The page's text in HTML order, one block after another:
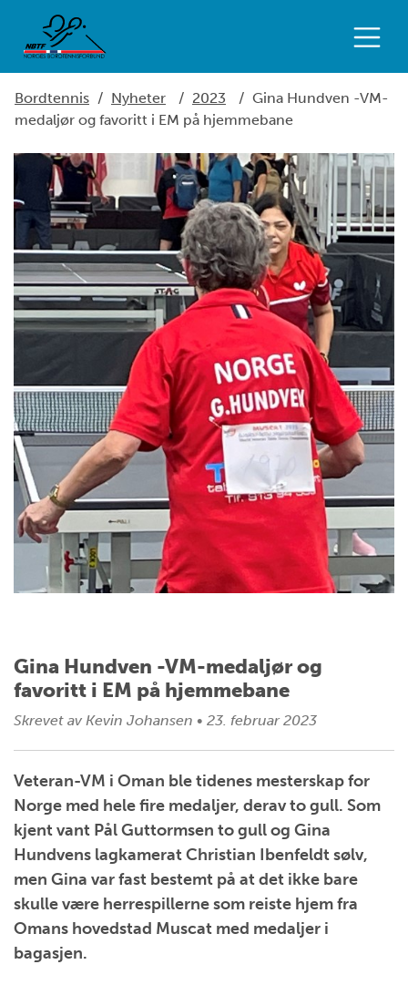
Bordtennis / Nyheter / 2023 / Gina Hundven -VM-
medaljør og favoritt i EM på hjemmebane
Gina Hundven -VM-medaljør og
favoritt i EM på hjemmebane
Skrevet av Kevin Johansen • 23. februar 2023
Veteran-VM i Oman ble tidenes mesterskap for
Norge med hele fire medaljer, derav to gull. Som
kjent vant Pål Guttormsen to gull og Gina
Hundvens lagkamerat Christian Ibenfeldt sølv,
men Gina var fast bestemt på at det ikke bare
skulle være herrespillerne som reiste hjem fra
Omans hovedstad Muscat med medaljer i
bagasjen.